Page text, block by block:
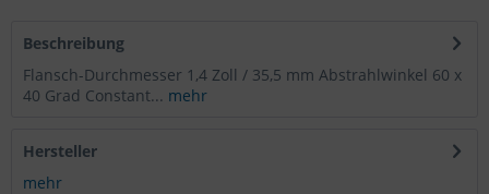
Beschreibung
Flansch-Durchmesser 1,4 Zoll / 35,5 mm Abstrahlwinkel 60 x
40 Grad Constant... mehr
Hersteller
mehr